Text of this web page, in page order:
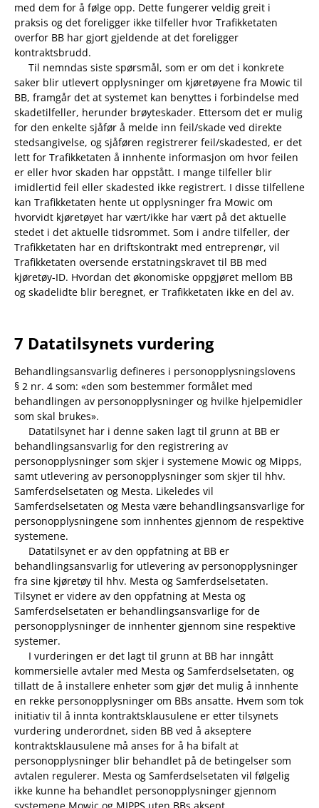
med dem for å følge opp. Dette fungerer veldig greit i
praksis og det foreligger ikke tilfeller hvor Trafikketaten
overfor BB har gjort gjeldende at det foreligger
kontraktsbrudd.
Til nemndas siste spørsmål, som er om det i konkrete
saker blir utlevert opplysninger om kjøretøyene fra Mowic til
BB, framgår det at systemet kan benyttes i forbindelse med
skadetilfeller, herunder brøyteskader. Ettersom det er mulig
for den enkelte sjåfør å melde inn feil/skade ved direkte
stedsangivelse, og sjåføren registrerer feil/skadested, er det
lett for Trafikketaten å innhente informasjon om hvor feilen
er eller hvor skaden har oppstått. I mange tilfeller blir
imidlertid feil eller skadested ikke registrert. I disse tilfellene
kan Trafikketaten hente ut opplysninger fra Mowic om
hvorvidt kjøretøyet har vært/ikke har vært på det aktuelle
stedet i det aktuelle tidsrommet. Som i andre tilfeller, der
Trafikketaten har en driftskontrakt med entreprenør, vil
Trafikketaten oversende erstatningskravet til BB med
kjøretøy-ID. Hvordan det økonomiske oppgjøret mellom BB
og skadelidte blir beregnet, er Trafikketaten ikke en del av.
7 Datatilsynets vurdering
Behandlingsansvarlig defineres i personopplysningslovens
§ 2 nr. 4 som: «den som bestemmer formålet med
behandlingen av personopplysninger og hvilke hjelpemidler
som skal brukes».
Datatilsynet har i denne saken lagt til grunn at BB er
behandlingsansvarlig for den registrering av
personopplysninger som skjer i systemene Mowic og Mipps,
samt utlevering av personopplysninger som skjer til hhv.
Samferdselsetaten og Mesta. Likeledes vil
Samferdselsetaten og Mesta være behandlingsansvarlige for
personopplysningene som innhentes gjennom de respektive
systemene.
Datatilsynet er av den oppfatning at BB er
behandlingsansvarlig for utlevering av personopplysninger
fra sine kjøretøy til hhv. Mesta og Samferdselsetaten.
Tilsynet er videre av den oppfatning at Mesta og
Samferdselsetaten er behandlingsansvarlige for de
personopplysninger de innhenter gjennom sine respektive
systemer.
I vurderingen er det lagt til grunn at BB har inngått
kommersielle avtaler med Mesta og Samferdselsetaten, og
tillatt de å installere enheter som gjør det mulig å innhente
en rekke personopplysninger om BBs ansatte. Hvem som tok
initiativ til å innta kontraktsklausulene er etter tilsynets
vurdering underordnet, siden BB ved å akseptere
kontraktsklausulene må anses for å ha bifalt at
personopplysninger blir behandlet på de betingelser som
avtalen regulerer. Mesta og Samferdselsetaten vil følgelig
ikke kunne ha behandlet personopplysninger gjennom